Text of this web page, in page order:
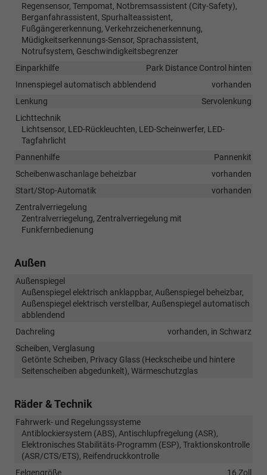
Regensensor, Tempomat, Notbremsassistent (City-Safety),
Berganfahrassistent, Spurhalteassistent,
Fußgängererkennung, Verkehrzeichenerkennung,
Müdigkeitserkennungs-Sensor, Sprachassistent,
Notrufsystem, Geschwindigkeitsbegrenzer
Einparkhilfe
Park Distance Control hinten
Innenspiegel automatisch abblendend
vorhanden
Lenkung
Servolenkung
Lichttechnik
Lichtsensor, LED-Rückleuchten, LED-Scheinwerfer, LED-
Tagfahrlicht
Pannenhilfe
Pannenkit
Scheibenwaschanlage beheizbar
vorhanden
Start/Stop-Automatik
vorhanden
Zentralverriegelung
Zentralverriegelung, Zentralverriegelung mit
Funkfernbedienung
Außen
Außenspiegel
Außenspiegel elektrisch anklappbar, Außenspiegel beheizbar,
Außenspiegel elektrisch verstellbar, Außenspiegel automatisch
abblendend
Dachreling
vorhanden, in Schwarz
Scheiben, Verglasung
Getönte Scheiben, Privacy Glass (Heckscheibe und hintere
Seitenscheiben abgedunkelt), Wärmeschutzglas
Räder & Technik
Fahrwerk- und Regelungssysteme
Antiblockiersystem (ABS), Antischlupfregelung (ASR),
Elektronisches Stabilitäts-Programm (ESP), Traktionskontrolle
(ASR/CTS/ETS), Reifendruckkontrolle
Felgengröße
16 Zoll